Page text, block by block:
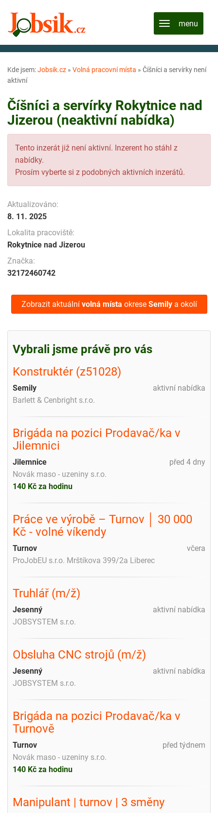
Kde jsem:Jobsik.cz » Volná pracovní místa » Číšníci a servírky není
aktivní
Číšníci a servírky Rokytnice nad
Jizerou (neaktivní nabídka)
Tento inzerát již není aktivní. Inzerent ho stáhl z
nabídky.
Prosím vyberte si z podobných aktivních inzerátů.
Aktualizováno:
8. 11. 2025
Lokalita pracoviště:
Rokytnice nad Jizerou
Značka:
32172460742
Zobrazit aktuální volná místa okrese Semilya okolí
Vybrali jsme právě pro vás
Konstruktér (z51028)
aktivní nabídka
Semily
Barlett & Cenbright s.r.o.
Brigáda na pozici Prodavač/ka v
Jilemnici
před 4 dny
Jilemnice
Novák maso - uzeniny s.r.o.
140 Kč za hodinu
Práce ve výrobě – Turnov │ 30 000
Kč - volné víkendy
včera
Turnov
ProJobEU s.r.o. Mrštíkova 399/2a Liberec
Truhlář (m/ž)
aktivní nabídka
Jesenný
JOBSYSTEM s.r.o.
Obsluha CNC strojů (m/ž)
aktivní nabídka
Jesenný
JOBSYSTEM s.r.o.
Brigáda na pozici Prodavač/ka v
Turnově
před týdnem
Turnov
Novák maso - uzeniny s.r.o.
140 Kč za hodinu
Manipulant | turnov | 3 směny